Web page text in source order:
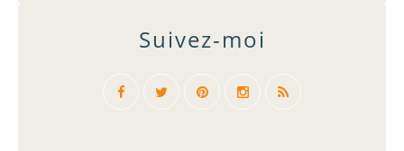
Suivez-moi